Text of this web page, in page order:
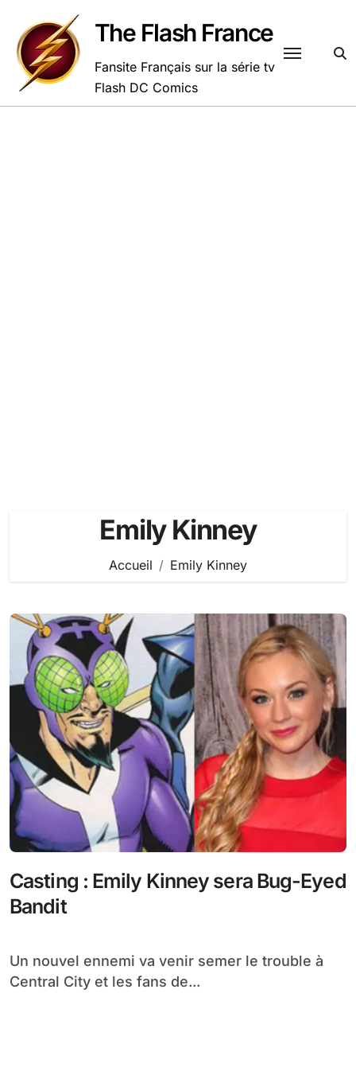
contenu
The Flash France
Fansite Français sur la série tv
Flash DC Comics
Emily Kinney
Accueil Emily Kinney
Casting : Emily Kinney sera Bug-Eyed
Bandit
Un nouvel ennemi va venir semer le trouble à
Central City et les fans de...